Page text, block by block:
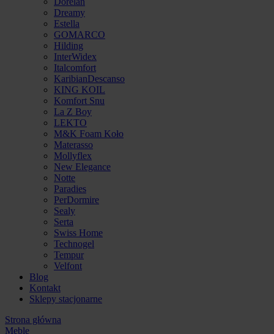
Dreamy
Estella
GOMARCO
Hilding
InterWidex
Italcomfort
KaribianDescanso
KING KOIL
Komfort Snu
La Z Boy
LEKTO
M&K Foam Koło
Materasso
Mollyflex
New Elegance
Notte
Paradies
PerDormire
Sealy
Serta
Swiss Home
Technogel
Tempur
Velfont
Blog
Kontakt
Sklepy stacjonarne
Strona główna
Meble